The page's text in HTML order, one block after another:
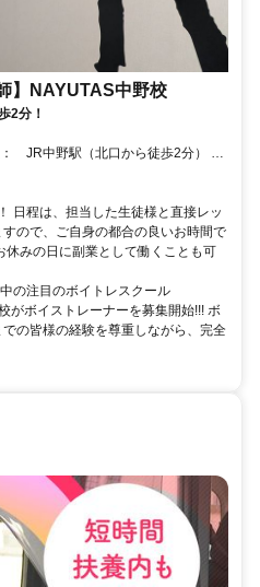
】NAYUTAS中野校
2分！
線路沿い。ビルの上にある
板が目印
日程は、担当した生徒様と直接レッ
ので、ご自身の都合の良いお時間で
休みの日に副業として働くことも可
注目のボイトレスクール
がボイストレーナーを募集開始!!! ボ
の皆様の経験を尊重しながら、完全